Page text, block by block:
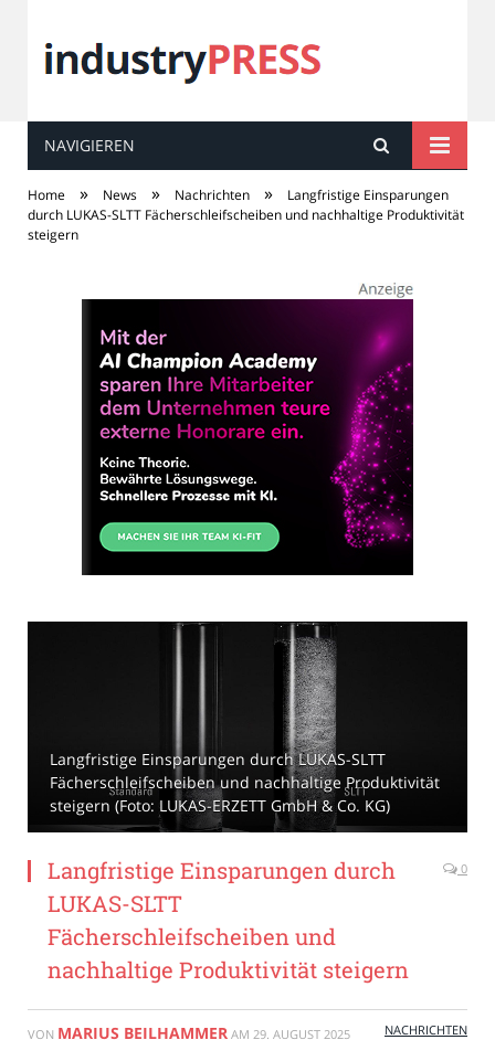
industryPRESS
NAVIGIEREN
Home » News » Nachrichten »
Langfristige Einsparungen
durch LUKAS-SLTT Fächerschleifscheiben und nachhaltige Produktivität
steigern
Langfristige Einsparungen durch LUKAS-SLTT
Fächerschleifscheiben und nachhaltige Produktivität
steigern (Foto: LUKAS-ERZETT GmbH & Co. KG)
Langfristige Einsparungen durch
LUKAS-SLTT
Fächerschleifscheiben und
nachhaltige Produktivität steigern
0
VON MARIUS BEILHAMMER AM 29. AUGUST 2025 NACHRICHTEN